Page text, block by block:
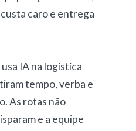
caro e entrega
IA na logística
tempo, verba e
As rotas não
e a equipe